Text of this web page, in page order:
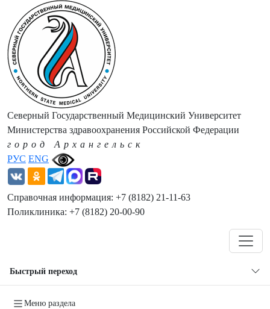
РУС ENG
Северный Государственный Медицинский Университет
Министерства здравоохранения Российской Федерации
город Архангельск
Справочная информация: +7 (8182) 21-11-63
Поликлиника: +7 (8182) 20-00-90
Быстрый переход
Меню раздела